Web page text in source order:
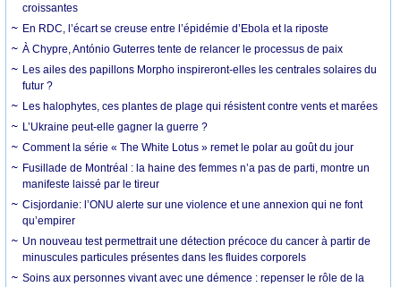
croissantes
En RDC, l’écart se creuse entre l’épidémie d’Ebola et la riposte
À Chypre, António Guterres tente de relancer le processus de paix
Les ailes des papillons Morpho inspireront-elles les centrales solaires du
futur ?
Les halophytes, ces plantes de plage qui résistent contre vents et marées
L’Ukraine peut-elle gagner la guerre ?
Comment la série « The White Lotus » remet le polar au goût du jour
Fusillade de Montréal : la haine des femmes n’a pas de parti, montre un
manifeste laissé par le tireur
Cisjordanie: l’ONU alerte sur une violence et une annexion qui ne font
qu’empirer
Un nouveau test permettrait une détection précoce du cancer à partir de
minuscules particules présentes dans les fluides corporels
Soins aux personnes vivant avec une démence : repenser le rôle de la